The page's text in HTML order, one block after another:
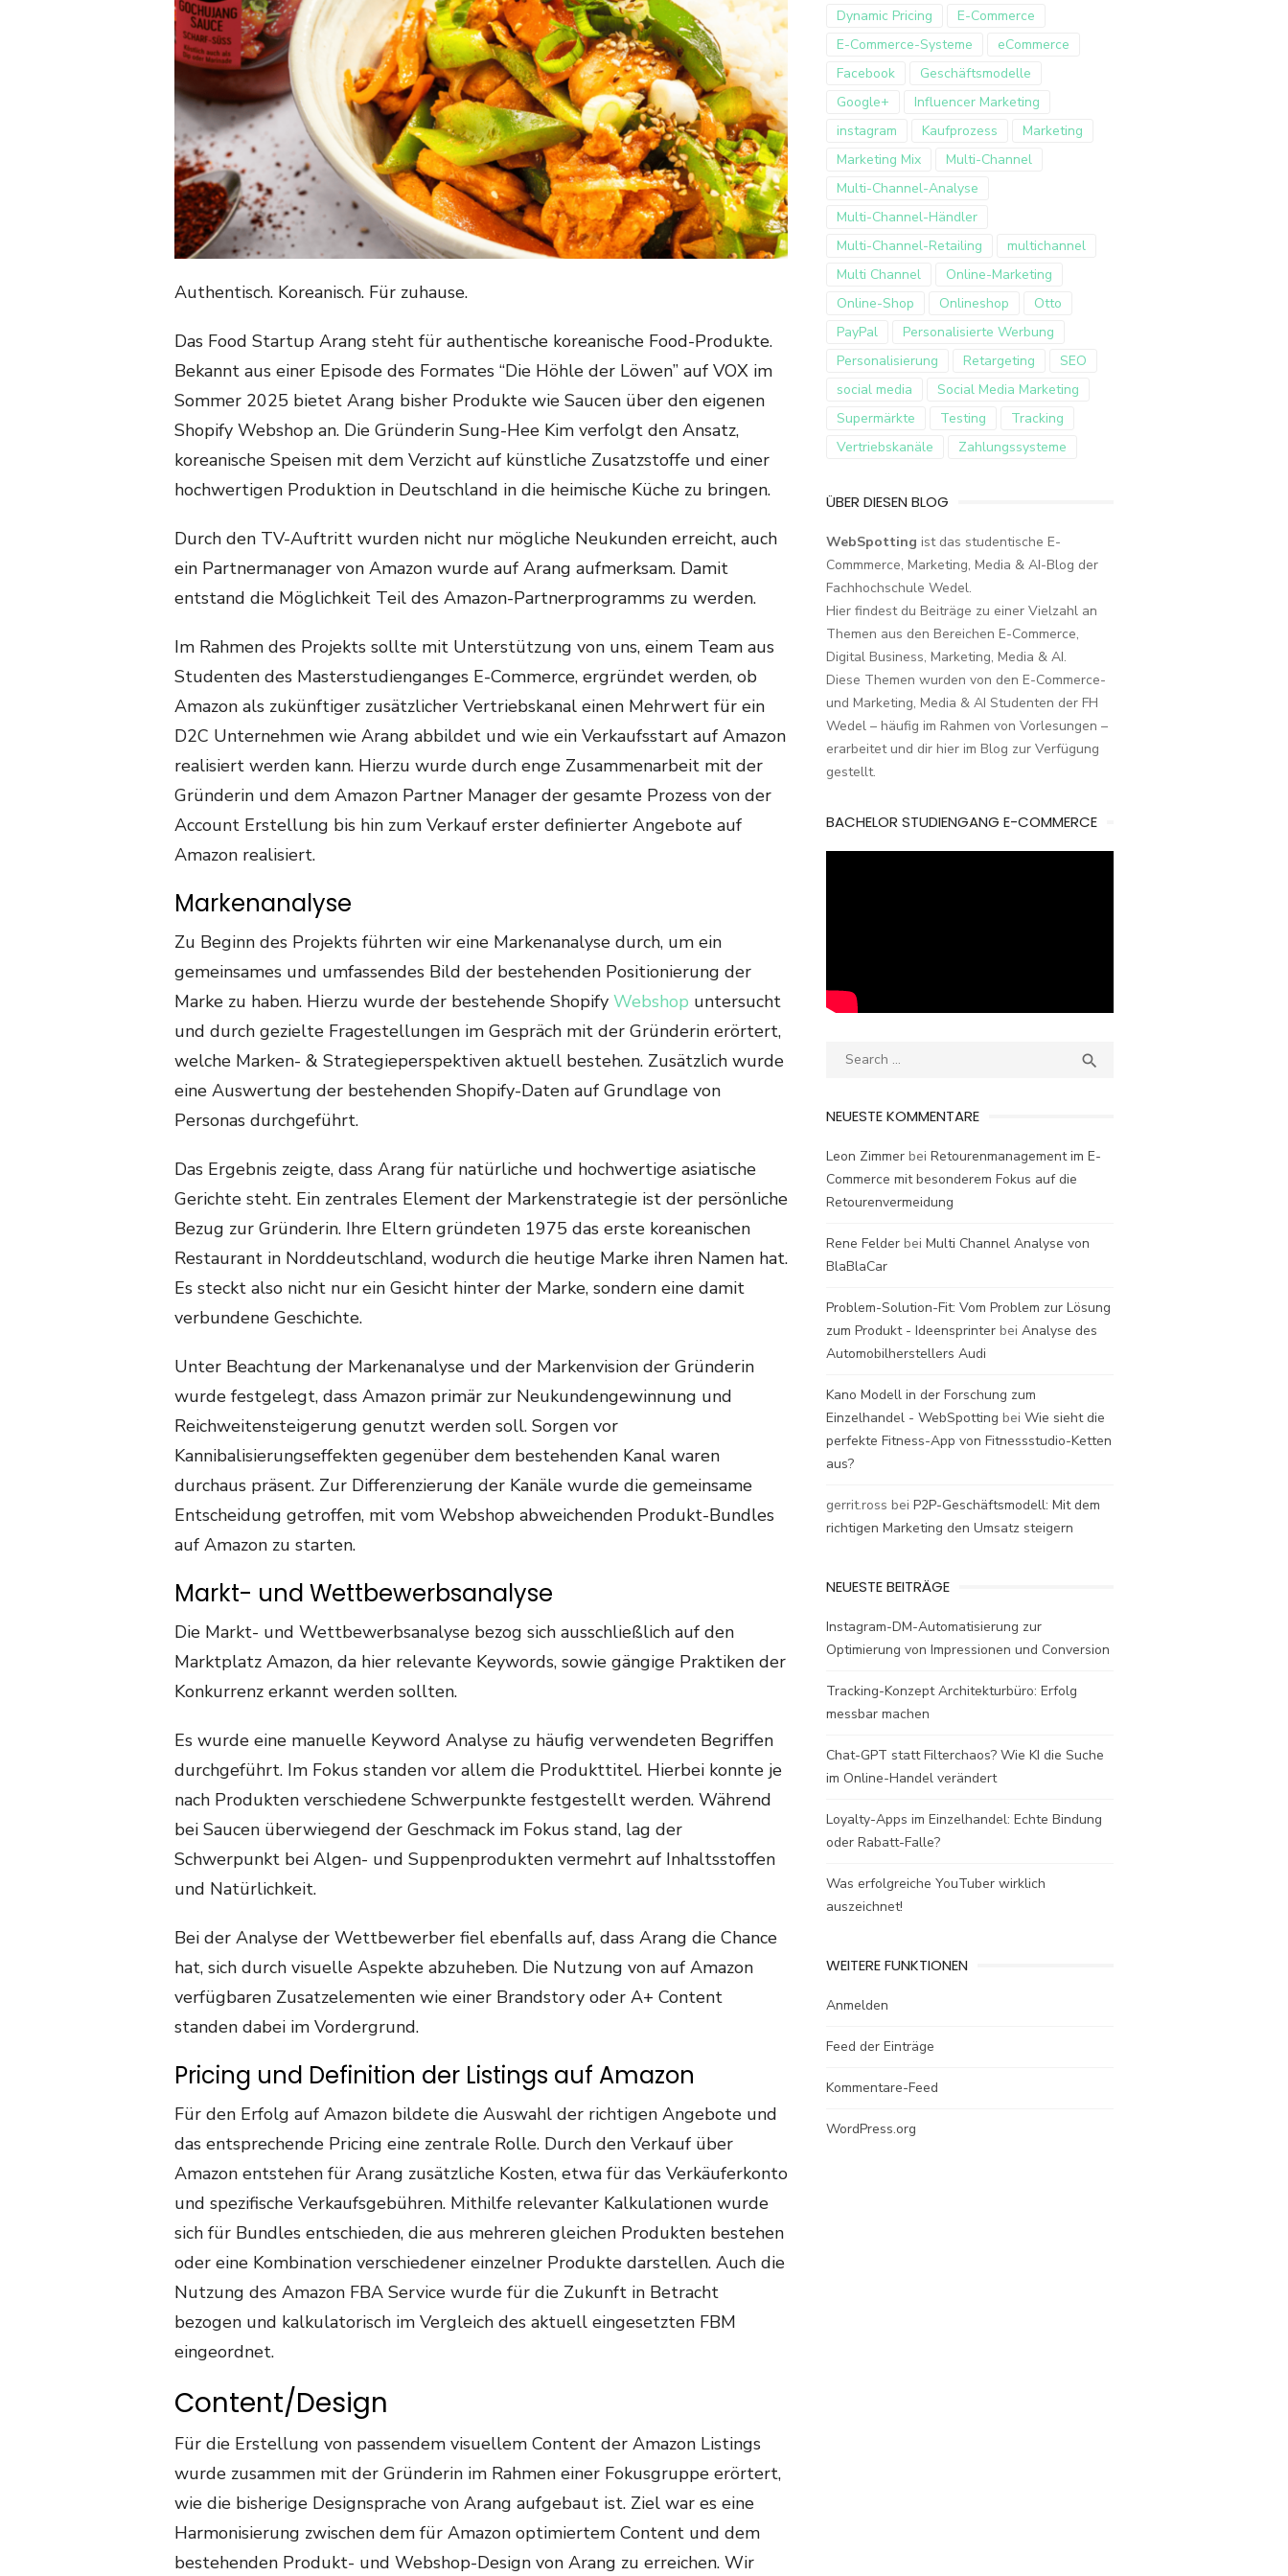
Authentisch. Koreanisch. Für zuhause.
Das Food Startup Arang steht für authentische koreanische Food-Produkte.
Bekannt aus einer Episode des Formates “Die Höhle der Löwen” auf VOX im
Sommer 2025 bietet Arang bisher Produkte wie Saucen über den eigenen
Shopify Webshop an. Die Gründerin Sung-Hee Kim verfolgt den Ansatz,
koreanische Speisen mit dem Verzicht auf künstliche Zusatzstoffe und einer
hochwertigen Produktion in Deutschland in die heimische Küche zu bringen.
Durch den TV-Auftritt wurden nicht nur mögliche Neukunden erreicht, auch
ein Partnermanager von Amazon wurde auf Arang aufmerksam. Damit
entstand die Möglichkeit Teil des Amazon-Partnerprogramms zu werden.
Im Rahmen des Projekts sollte mit Unterstützung von uns, einem Team aus
Studenten des Masterstudienganges E-Commerce, ergründet werden, ob
Amazon als zukünftiger zusätzlicher Vertriebskanal einen Mehrwert für ein
D2C Unternehmen wie Arang abbildet und wie ein Verkaufsstart auf Amazon
realisiert werden kann. Hierzu wurde durch enge Zusammenarbeit mit der
Gründerin und dem Amazon Partner Manager der gesamte Prozess von der
Account Erstellung bis hin zum Verkauf erster definierter Angebote auf
Amazon realisiert.
Markenanalyse
Zu Beginn des Projekts führten wir eine Markenanalyse durch, um ein
gemeinsames und umfassendes Bild der bestehenden Positionierung der
Marke zu haben. Hierzu wurde der bestehende Shopify Webshop untersucht
und durch gezielte Fragestellungen im Gespräch mit der Gründerin erörtert,
welche Marken- & Strategieperspektiven aktuell bestehen. Zusätzlich wurde
eine Auswertung der bestehenden Shopify-Daten auf Grundlage von
Personas durchgeführt.
Das Ergebnis zeigte, dass Arang für natürliche und hochwertige asiatische
Gerichte steht. Ein zentrales Element der Markenstrategie ist der persönliche
Bezug zur Gründerin. Ihre Eltern gründeten 1975 das erste koreanischen
Restaurant in Norddeutschland, wodurch die heutige Marke ihren Namen hat.
Es steckt also nicht nur ein Gesicht hinter der Marke, sondern eine damit
verbundene Geschichte.
Unter Beachtung der Markenanalyse und der Markenvision der Gründerin
wurde festgelegt, dass Amazon primär zur Neukundengewinnung und
Reichweitensteigerung genutzt werden soll. Sorgen vor
Kannibalisierungseffekten gegenüber dem bestehenden Kanal waren
durchaus präsent. Zur Differenzierung der Kanäle wurde die gemeinsame
Entscheidung getroffen, mit vom Webshop abweichenden Produkt-Bundles
auf Amazon zu starten.
Markt- und Wettbewerbsanalyse
Die Markt- und Wettbewerbsanalyse bezog sich ausschließlich auf den
Marktplatz Amazon, da hier relevante Keywords, sowie gängige Praktiken der
Konkurrenz erkannt werden sollten.
Es wurde eine manuelle Keyword Analyse zu häufig verwendeten Begriffen
durchgeführt. Im Fokus standen vor allem die Produkttitel. Hierbei konnte je
nach Produkten verschiedene Schwerpunkte festgestellt werden. Während
bei Saucen überwiegend der Geschmack im Fokus stand, lag der
Schwerpunkt bei Algen- und Suppenprodukten vermehrt auf Inhaltsstoffen
und Natürlichkeit.
Bei der Analyse der Wettbewerber fiel ebenfalls auf, dass Arang die Chance
hat, sich durch visuelle Aspekte abzuheben. Die Nutzung von auf Amazon
verfügbaren Zusatzelementen wie einer Brandstory oder A+ Content
standen dabei im Vordergrund.
Pricing und Definition der Listings auf Amazon
Für den Erfolg auf Amazon bildete die Auswahl der richtigen Angebote und
das entsprechende Pricing eine zentrale Rolle. Durch den Verkauf über
Amazon entstehen für Arang zusätzliche Kosten, etwa für das Verkäuferkonto
und spezifische Verkaufsgebühren. Mithilfe relevanter Kalkulationen wurde
sich für Bundles entschieden, die aus mehreren gleichen Produkten bestehen
oder eine Kombination verschiedener einzelner Produkte darstellen. Auch die
Nutzung des Amazon FBA Service wurde für die Zukunft in Betracht
bezogen und kalkulatorisch im Vergleich des aktuell eingesetzten FBM
eingeordnet.
Content/Design
Für die Erstellung von passendem visuellem Content der Amazon Listings
wurde zusammen mit der Gründerin im Rahmen einer Fokusgruppe erörtert,
wie die bisherige Designsprache von Arang aufgebaut ist. Ziel war es eine
Harmonisierung zwischen dem für Amazon optimiertem Content und dem
bestehenden Produkt- und Webshop-Design von Arang zu erreichen. Wir
Dynamic Pricing
E-Commerce
E-Commerce-Systeme
eCommerce
Facebook
Geschäftsmodelle
Google+
Influencer Marketing
instagram
Kaufprozess
Marketing
Marketing Mix
Multi-Channel
Multi-Channel-Analyse
Multi-Channel-Händler
Multi-Channel-Retailing
multichannel
Multi Channel
Online-Marketing
Online-Shop
Onlineshop
Otto
PayPal
Personalisierte Werbung
Personalisierung
Retargeting
SEO
social media
Social Media Marketing
Supermärkte
Testing
Tracking
Vertriebskanäle
Zahlungssysteme
ÜBER DIESEN BLOG
WebSpotting ist das studentische E-
Commmerce, Marketing, Media & AI-Blog der
Fachhochschule Wedel.
Hier findest du Beiträge zu einer Vielzahl an
Themen aus den Bereichen E-Commerce,
Digital Business, Marketing, Media & AI.
Diese Themen wurden von den E-Commerce-
und Marketing, Media & AI Studenten der FH
Wedel – häufig im Rahmen von Vorlesungen –
erarbeitet und dir hier im Blog zur Verfügung
gestellt.
BACHELOR STUDIENGANG E-COMMERCE
Search

NEUESTE KOMMENTARE
Leon Zimmer bei Retourenmanagement im E-
Commerce mit besonderem Fokus auf die
Retourenvermeidung
Rene Felder bei Multi Channel Analyse von
BlaBlaCar
Problem-Solution-Fit: Vom Problem zur Lösung
zum Produkt - Ideensprinter bei Analyse des
Automobilherstellers Audi
Kano Modell in der Forschung zum
Einzelhandel - WebSpotting bei Wie sieht die
perfekte Fitness-App von Fitnessstudio-Ketten
aus?
gerrit.ross bei P2P-Geschäftsmodell: Mit dem
richtigen Marketing den Umsatz steigern
NEUESTE BEITRÄGE
Instagram-DM-Automatisierung zur
Optimierung von Impressionen und Conversion
Tracking-Konzept Architekturbüro: Erfolg
messbar machen
Chat-GPT statt Filterchaos? Wie KI die Suche
im Online-Handel verändert
Loyalty-Apps im Einzelhandel: Echte Bindung
oder Rabatt-Falle?
Was erfolgreiche YouTuber wirklich
auszeichnet!
WEITERE FUNKTIONEN
Anmelden
Feed der Einträge
Kommentare-Feed
WordPress.org